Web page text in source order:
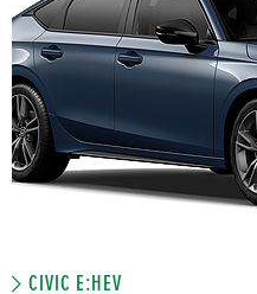
CIVIC E:HEV